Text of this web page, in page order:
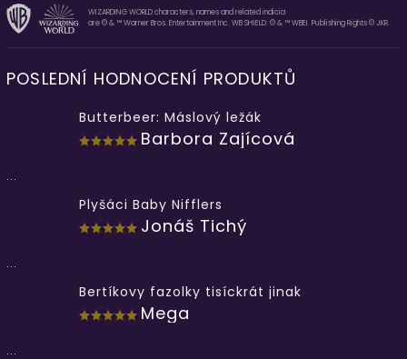
WIZARDING WORLD characters, names and related indicia
are © & ™ Warner Bros. Entertainment Inc. WB SHIELD: © & ™ WBEI. Publishing Rights © JKR.
POSLEDNÍ HODNOCENÍ PRODUKTŮ
Butterbeer: Máslový ležák
Barbora Zajícová
...
Plyšáci Baby Nifflers
Jonáš Tichý
...
Bertíkovy fazolky tisíckrát jinak
Mega
...